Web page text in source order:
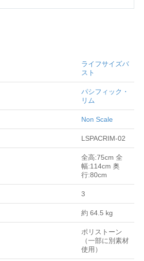
ライフサイズバ
スト
パシフィック・
リム
Non Scale
LSPACRIM-02
全高:75cm 全
幅:114cm 奥
行:80cm
3
約 64.5 kg
ポリストーン
（一部に別素材
使用）